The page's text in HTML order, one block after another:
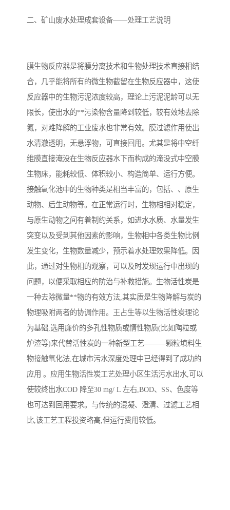
二、矿山废水处理成套设备——处理工艺说明
膜生物反应器是将膜分离技术和生物处理技术直接相结
合，几乎能将所有的微生物截留在生物反应器中，这使
反应器中的生物污泥浓度较高，理论上污泥泥龄可以无
限长，使出水的**污染物含量降到较低，较有效地去除
氮，对难降解的工业废水也非常有效。膜过滤作用使出
水清澈透明，无悬浮物，可直接回用。尤其是将中空纤
维膜直接淹没在生物反应器水下而构成的淹没式中空膜
生物床，能耗较低、体积较小、构造简单、运行方便。
接触氧化池中的生物种类是相当丰富的，包括、、原生
动物、后生动物等。在正常运行时，生物相相对稳定，
与原生动物之间有着制约关系，如进水水质、水量发生
突变以及受到其他因素的影响，生物相中各类生物比例
发生变化，生物数量减少，预示着水处理效果降低。因
此，通过对生物相的观察，可以及时发现运行中出现的
问题，以便采取相应的防治与补救措施。生物活性炭是
一种去除微量**物的有效方法,其实质是生物降解与炭的
物理吸附两者的协调作用。王占生等以生物活性炭理论
为基础,选用廉价的多孔性物质或惰性物质(比如陶粒或
炉渣等)来代替活性炭的一种新型工艺———颗粒填料生
物接触氧化法,在城市污水深度处理中已经得到了成功的
应用 。应用生物活性炭工艺处理小区生活污水出水,可以
使较终出水COD 降至30 mg/ L 左右,BOD、SS、色度等
也可达到回用要求。与传统的混凝、澄清、过滤工艺相
比,该工艺工程投资略高,但运行费用较低。
微动力污水处理设备 集中式生活污水处理设备
淀粉污水处理设备 塑料污水处理设备
净水设备反渗透 奶制品加工污水处理设备
喷漆污水处理设备 污水处理设备设备生产厂
家
屠宰场一体化污水处设备
生产厂家
餐厨垃圾污水处理设备
洗车污水处理设备 变电站污水处理设备
熟食厂污水处理设备 美容院一体化污水处理设
备
汽车污水处理设备 你猜生活污水处理设备
农村生活污水处理设备 玻璃钢污水处理设备
疗养院污水处理设备 屠宰场污水处理
生活污水处理设备 医疗污水处理设备
风景区生活一体化设备 纺织印染废水
豆制品污水